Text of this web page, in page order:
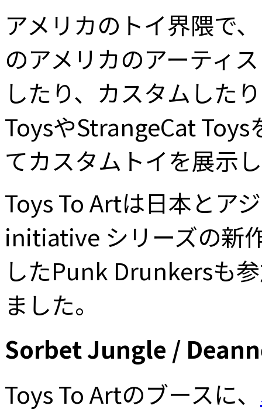
アメリカのトイ界隈で
のアメリカのアーティ
したり、カスタムした
ToysやStrangeCat
てカスタムトイを展示
Toys To Artは日本とア
initiative シリーズの新
したPunk Drunkersも
ました。
Sorbet Jungle /
Toys To Artのブースに、